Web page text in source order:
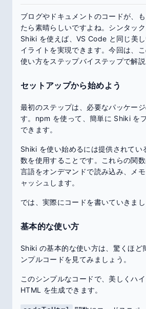
ブログやドキュメントのコードが、
たら素晴らしいですよね。シンタッ
Shiki を使えば、VS Code と同じ美
イライトを実現できます。今回は、
使い方をステップバイステップで解説
セットアップから始めよう
最初のステップは、必要なパッケー
す。npm を使って、簡単に Shiki を
できます。
Shiki を使い始めるには提供されてい
数を使用することです。これらの関
言語をオンデマンドで読み込み、メ
ャッシュします。
では、実際にコードを書いていきまし
基本的な使い方
Shiki の基本的な使い方は、驚くほど
ンプルコードを見てみましょう。
このシンプルなコードで、美しくハ
HTML を生成できます。